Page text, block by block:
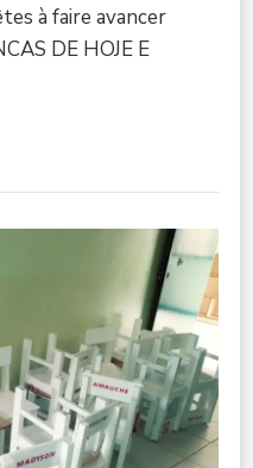
à faire avancer
DE HOJE E